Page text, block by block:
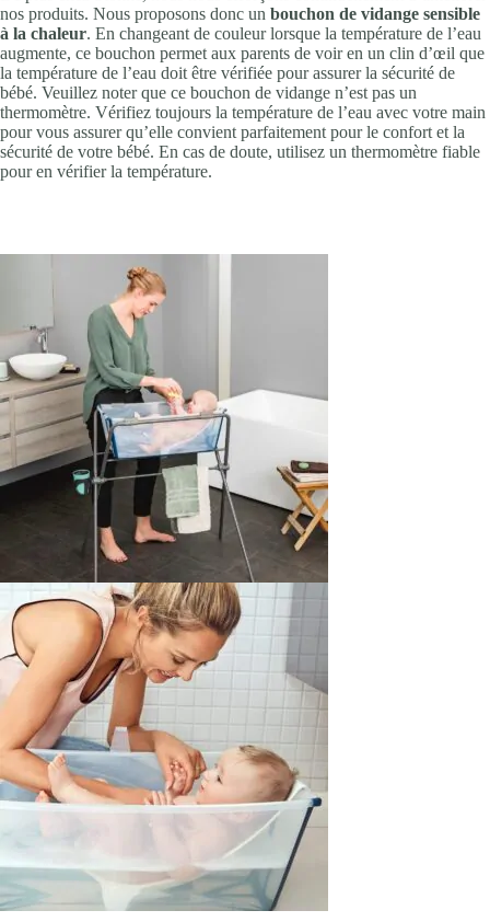
nos produits. Nous proposons donc un bouchon de vidange sensible
à la chaleur. En changeant de couleur lorsque la température de l’eau
augmente, ce bouchon permet aux parents de voir en un clin d’œil que
la température de l’eau doit être vérifiée pour assurer la sécurité de
bébé. Veuillez noter que ce bouchon de vidange n’est pas un
thermomètre. Vérifiez toujours la température de l’eau avec votre main
pour vous assurer qu’elle convient parfaitement pour le confort et la
sécurité de votre bébé. En cas de doute, utilisez un thermomètre fiable
pour en vérifier la température.